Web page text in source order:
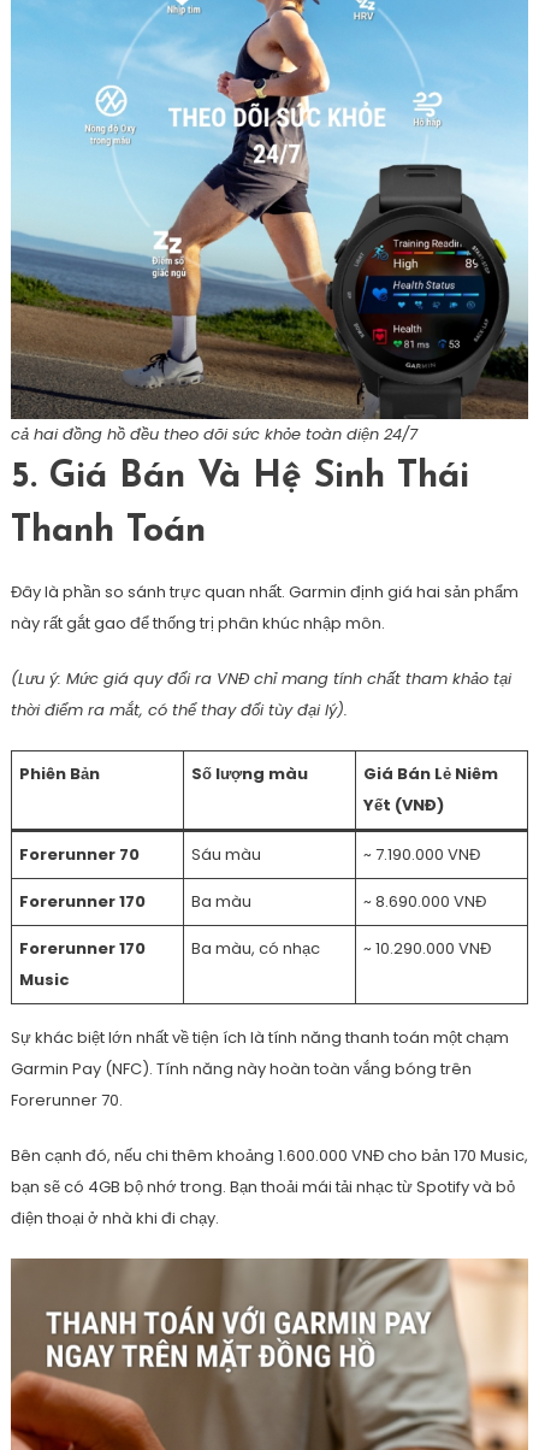
cả hai đồng hồ đều theo dõi sức khỏe toàn diện 24/7
5. Giá Bán Và Hệ Sinh Thái
Thanh Toán
Đây là phần so sánh trực quan nhất. Garmin định giá hai sản phẩm
này rất gắt gao để thống trị phân khúc nhập môn.
(Lưu ý: Mức giá quy đổi ra VNĐ chỉ mang tính chất tham khảo tại
thời điểm ra mắt, có thể thay đổi tùy đại lý).
Phiên Bản Số lượng màu
Giá Bán Lẻ Niêm
Yết (VNĐ)
Forerunner 70 Sáu màu ~ 7.190.000 VNĐ
Forerunner 170 Ba màu ~ 8.690.000 VNĐ
Forerunner 170
Music
Ba màu, có nhạc ~ 10.290.000 VNĐ
Sự khác biệt lớn nhất về tiện ích là tính năng thanh toán một chạm
Garmin Pay (NFC). Tính năng này hoàn toàn vắng bóng trên
Forerunner 70.
Bên cạnh đó, nếu chi thêm khoảng 1.600.000 VNĐ cho bản 170 Music,
bạn sẽ có 4GB bộ nhớ trong. Bạn thoải mái tải nhạc từ Spotify và bỏ
điện thoại ở nhà khi đi chạy.